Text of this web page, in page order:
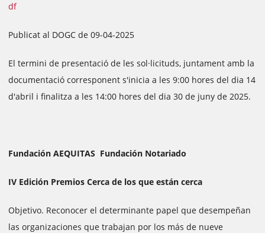
df
Publicat al DOGC de 09-04-2025
El termini de presentació de les sol·licituds, juntament amb la
documentació corresponent s'inicia a les 9:00 hores del dia 14
d'abril i finalitza a les 14:00 hores del dia 30 de juny de 2025.
Fundación AEQUITAS Fundación Notariado
IV Edición Premios Cerca de los que están cerca
Objetivo. Reconocer el determinante papel que desempeñan
las organizaciones que trabajan por los más de nueve